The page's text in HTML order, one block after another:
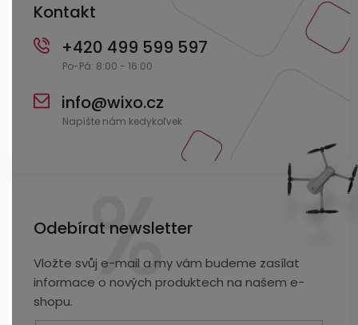
Kontakt
info@wixo.cz
+420 499 599 597
Odebírat newsletter
Vložte svůj e-mail a my vám budeme zasílat
informace o nových produktech na našem e-
shopu.